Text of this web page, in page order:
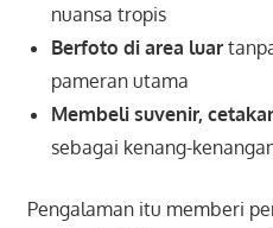
nuansa tropis
Berfoto di area luar
pameran utama
Membeli suvenir,
sebagai kenang-
Pengalaman itu memberi